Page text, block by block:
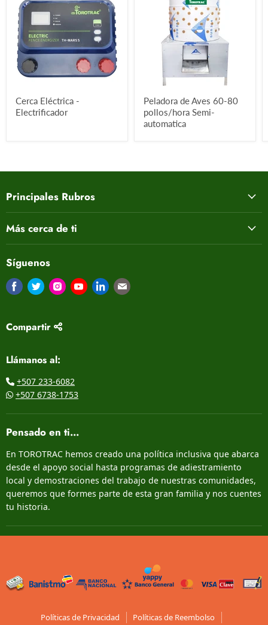
Cerca Eléctrica -
Electrificador
Peladora de Aves 60-80
pollos/hora Semi-
automatica
Principales Rubros
Más cerca de ti
Síguenos
Encuéntrenos en Facebook
Encuéntrenos en Twitter
Encuéntrenos en Instagram
Encuéntrenos en Youtube
Encuéntrenos en LinkedIn
Encuéntrenos en Correo
Compartir
Llámanos al:
+507 233-6082
+507 6738-1753
Pensado en ti...
En TOROTRAC hemos creado una política inclusiva que abarca
desde el apoyo social hasta programas de adiestramiento
local y demostraciones del trabajo de nuestras comunidades,
queremos que formes parte de esta gran familia y nos cuentes
tu historia.
Políticas de Privacidad Políticas de Reembolso